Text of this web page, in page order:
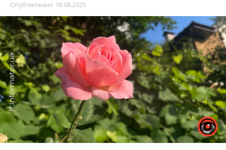
Опубліковано 16.08.2025